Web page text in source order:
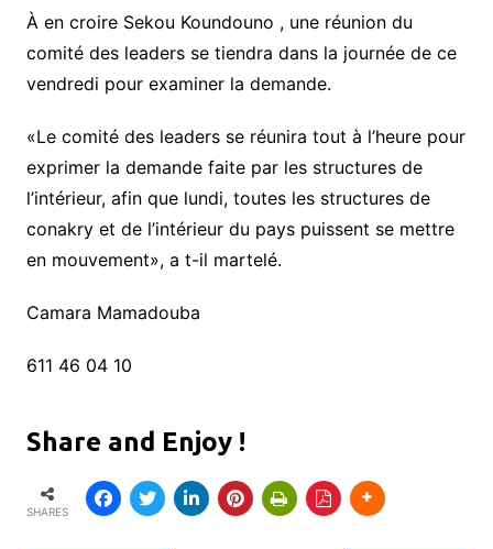
À en croire Sekou Koundouno , une réunion du
comité des leaders se tiendra dans la journée de ce
vendredi pour examiner la demande.
«Le comité des leaders se réunira tout à l’heure pour
exprimer la demande faite par les structures de
l’intérieur, afin que lundi, toutes les structures de
conakry et de l’intérieur du pays puissent se mettre
en mouvement», a t-il martelé.
Camara Mamadouba
611 46 04 10
Share and Enjoy !
SHARES